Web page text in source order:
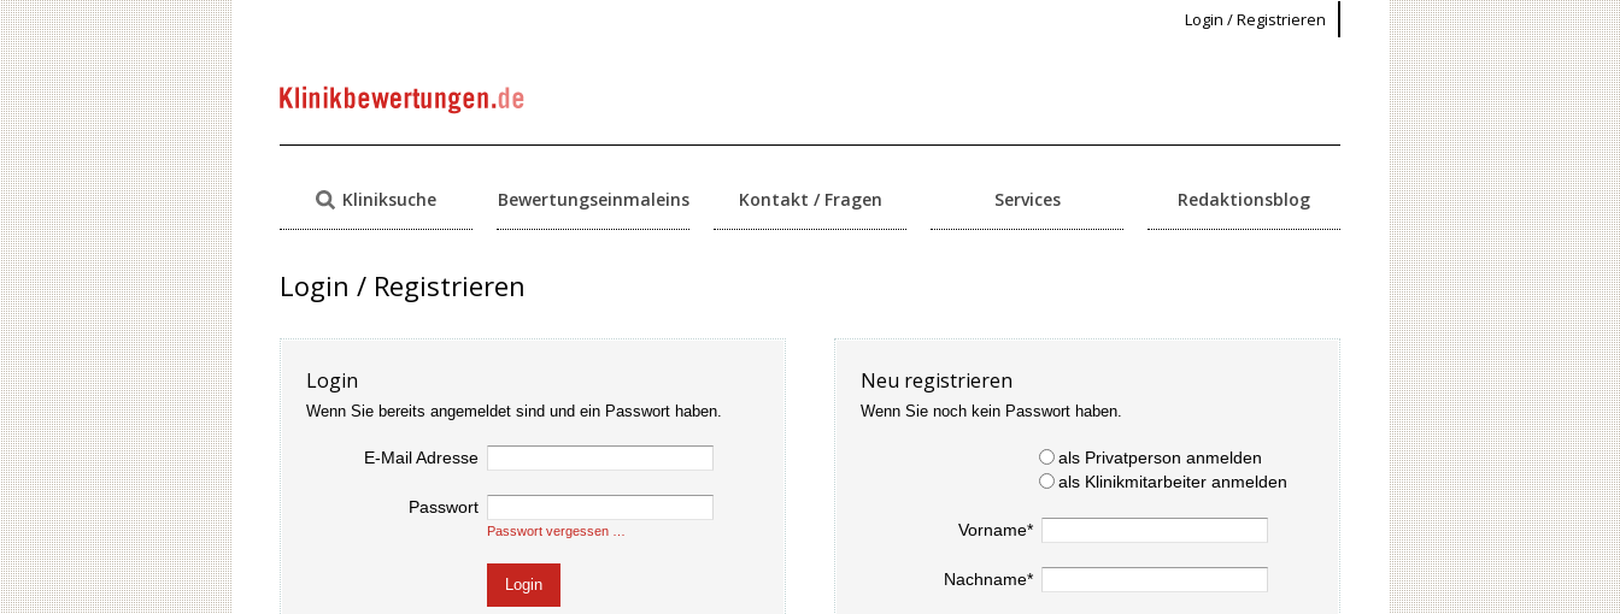
Login / Registrieren
Kliniksuche Bewertungseinmaleins Kontakt / Fragen Services Redaktionsblog
Login / Registrieren
Login
Wenn Sie bereits angemeldet sind und ein Passwort haben.
E-Mail Adresse
Passwort
Passwort vergessen …
Neu registrieren
Wenn Sie noch kein Passwort haben.
als Privatperson anmelden
als Klinikmitarbeiter anmelden
Vorname*
Nachname*